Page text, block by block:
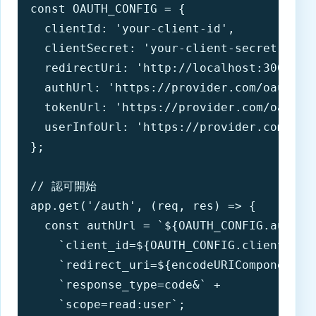
const OAUTH_CONFIG = {
  clientId: 'your-client-id',
  clientSecret: 'your-client-secret',
redirectUri: 'http://localhost:3000/
authUrl: 'https://provider.com/oauth/
tokenUrl: 'https://provider.com/oauth/
userInfoUrl: 'https://provider.com/
};
// 認可開始
app.get('/auth', (req, res) => {
const authUrl =
    `response_type=code&` +
    `scope=read:user`;